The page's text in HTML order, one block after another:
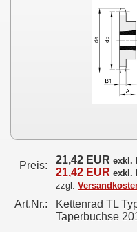
Preis: 21,42 EUR exkl.
21,42 EUR exkl.
zzgl.
Art.Nr.:
Kettenrad TL
Taperbuchse